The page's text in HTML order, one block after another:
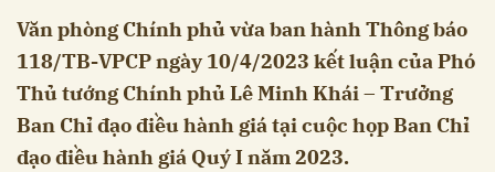
Văn phòng Chính phủ vừa ban hành Thông báo
118/TB-VPCP ngày 10/4/2023 kết luận của Phó
Thủ tướng Chính phủ Lê Minh Khái – Trưởng
Ban Chỉ đạo điều hành giá tại cuộc họp Ban Chỉ
đạo điều hành giá Quý I năm 2023.